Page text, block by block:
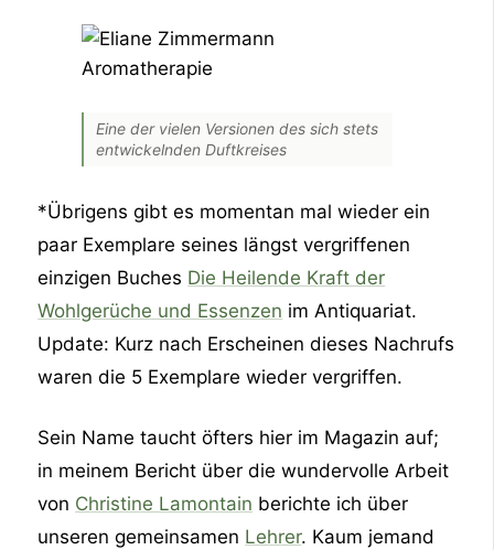
Eine der vielen Versionen des sich stets
entwickelnden Duftkreises
*Übrigens gibt es momentan mal wieder ein
paar Exemplare seines längst vergriffenen
einzigen Buches Die Heilende Kraft der
Wohlgerüche und Essenzen im Antiquariat.
Update: Kurz nach Erscheinen dieses Nachrufs
waren die 5 Exemplare wieder vergriffen.
Sein Name taucht öfters hier im Magazin auf;
in meinem Bericht über die wundervolle Arbeit
von Christine Lamontain berichte ich über
unseren gemeinsamen Lehrer. Kaum jemand